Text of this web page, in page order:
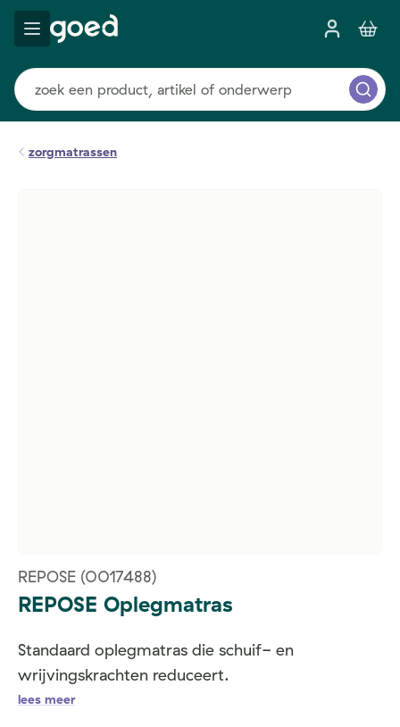
zorgmatrassen
REPOSE (0017488)
REPOSE Oplegmatras
Standaard oplegmatras die schuif- en
wrijvingskrachten reduceert.
lees meer